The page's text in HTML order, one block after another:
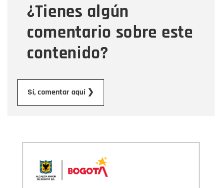
¿Tienes algún
comentario sobre este
contenido?
Sí, comentar aquí ❯
Mensaje